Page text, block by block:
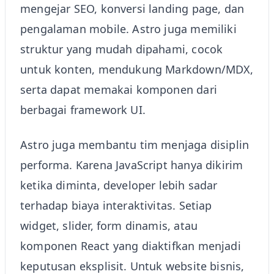
mengejar SEO, konversi landing page, dan
pengalaman mobile. Astro juga memiliki
struktur yang mudah dipahami, cocok
untuk konten, mendukung Markdown/MDX,
serta dapat memakai komponen dari
berbagai framework UI.
Astro juga membantu tim menjaga disiplin
performa. Karena JavaScript hanya dikirim
ketika diminta, developer lebih sadar
terhadap biaya interaktivitas. Setiap
widget, slider, form dinamis, atau
komponen React yang diaktifkan menjadi
keputusan eksplisit. Untuk website bisnis,